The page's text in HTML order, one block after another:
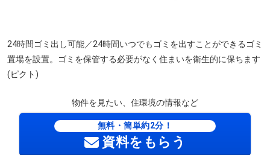
枚方ビオルネ／イオン枚方店(徒歩11分・約860m)
24時間ゴミ出し可能／24時間いつでもゴミを出すことができるゴミ
置場を設置。ゴミを保管する必要がなく住まいを衛生的に保ちます
(ピクト)
物件を見たい、住環境の情報など
無料・簡単約2分！
資料をもらう